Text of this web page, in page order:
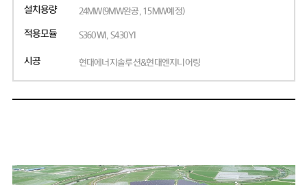
설치용량 24MW(9MW완공, 15MW예정)
적용모듈 S360WI, S430YI
시공 현대에너지솔루션&현대엔지니어링